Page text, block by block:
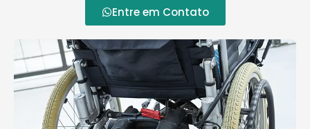
Entre em Contato